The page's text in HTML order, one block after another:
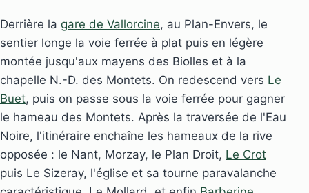
Derrière la gare de Vallorcine, au Plan-Envers, le
sentier longe la voie ferrée à plat puis en légère
montée jusqu'aux mayens des Biolles et à la
chapelle N.-D. des Montets. On redescend vers Le
Buet, puis on passe sous la voie ferrée pour gagner
le hameau des Montets. Après la traversée de l'Eau
Noire, l'itinéraire enchaîne les hameaux de la rive
opposée : le Nant, Morzay, le Plan Droit, Le Crot
puis Le Sizeray, l'église et sa tourne paravalanche